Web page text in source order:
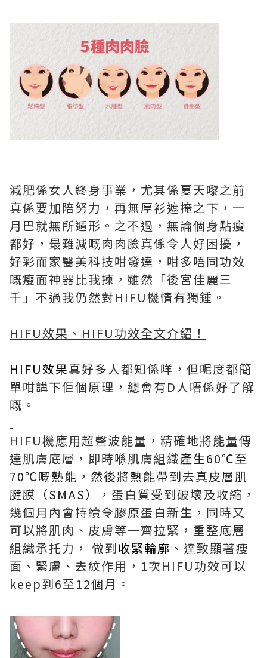
減肥係女人終身事業，尤其係夏天嚟之前
真係要加陪努力，再無厚衫遮掩之下，一
月巴就無所遁形。之不過，無論個身點瘦
都好，最難減嘅肉肉臉真係令人好困擾，
好彩而家醫美科技咁發達，咁多唔同功效
嘅瘦面神器比我揀，雖然「後宮佳麗三
千」不過我仍然對HIFU機情有獨鍾。
HIFU效果、HIFU功效全文介紹！
HIFU效果真好多人都知係咩，但呢度都簡
單咁講下佢個原理，總會有D人唔係好了解
嘅。
HIFU機應用超聲波能量，精確地將能量傳
達肌膚底層，即時喺肌膚組織產生60℃至
70℃嘅熱能，然後將熱能帶到去真皮層肌
腱膜（SMAS）， 蛋白質受到破壞及收縮，
幾個月內會持續令膠原蛋白新生，同時又
可以將肌肉、皮膚等一齊拉緊，重整底層
組織承托力， 做到收緊輪廓、 達致顯著瘦
面、緊膚、去紋作用，1次HIFU功效可以
keep到6至12個月。